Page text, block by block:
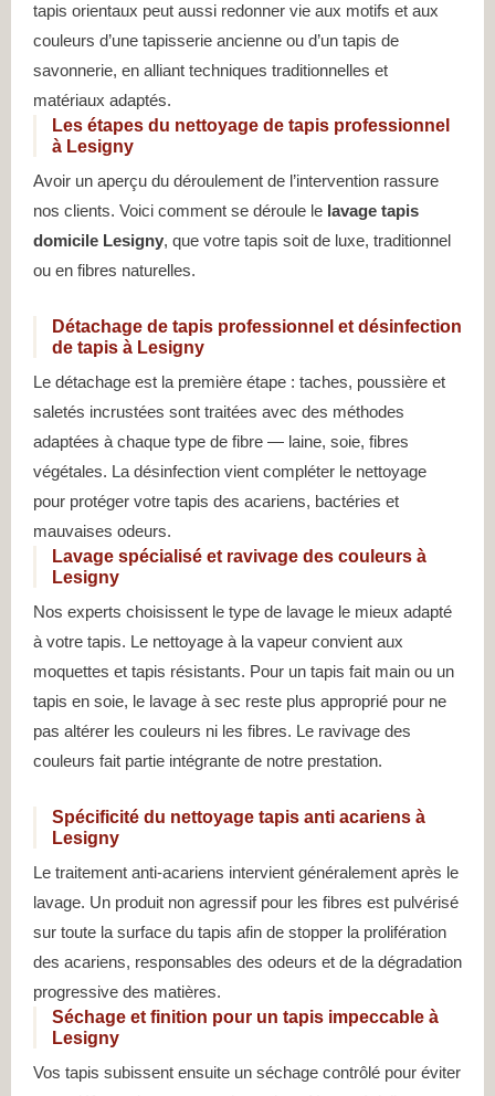
tapis orientaux peut aussi redonner vie aux motifs et aux
couleurs d’une tapisserie ancienne ou d’un tapis de
savonnerie, en alliant techniques traditionnelles et
matériaux adaptés.
Les étapes du nettoyage de tapis professionnel
à Lesigny
Avoir un aperçu du déroulement de l’intervention rassure
nos clients. Voici comment se déroule le lavage tapis
domicile Lesigny, que votre tapis soit de luxe, traditionnel
ou en fibres naturelles.
Détachage de tapis professionnel et désinfection
de tapis à Lesigny
Le détachage est la première étape : taches, poussière et
saletés incrustées sont traitées avec des méthodes
adaptées à chaque type de fibre — laine, soie, fibres
végétales. La désinfection vient compléter le nettoyage
pour protéger votre tapis des acariens, bactéries et
mauvaises odeurs.
Lavage spécialisé et ravivage des couleurs à
Lesigny
Nos experts choisissent le type de lavage le mieux adapté
à votre tapis. Le nettoyage à la vapeur convient aux
moquettes et tapis résistants. Pour un tapis fait main ou un
tapis en soie, le lavage à sec reste plus approprié pour ne
pas altérer les couleurs ni les fibres. Le ravivage des
couleurs fait partie intégrante de notre prestation.
Spécificité du nettoyage tapis anti acariens à
Lesigny
Le traitement anti-acariens intervient généralement après le
lavage. Un produit non agressif pour les fibres est pulvérisé
sur toute la surface du tapis afin de stopper la prolifération
des acariens, responsables des odeurs et de la dégradation
progressive des matières.
Séchage et finition pour un tapis impeccable à
Lesigny
Vos tapis subissent ensuite un séchage contrôlé pour éviter